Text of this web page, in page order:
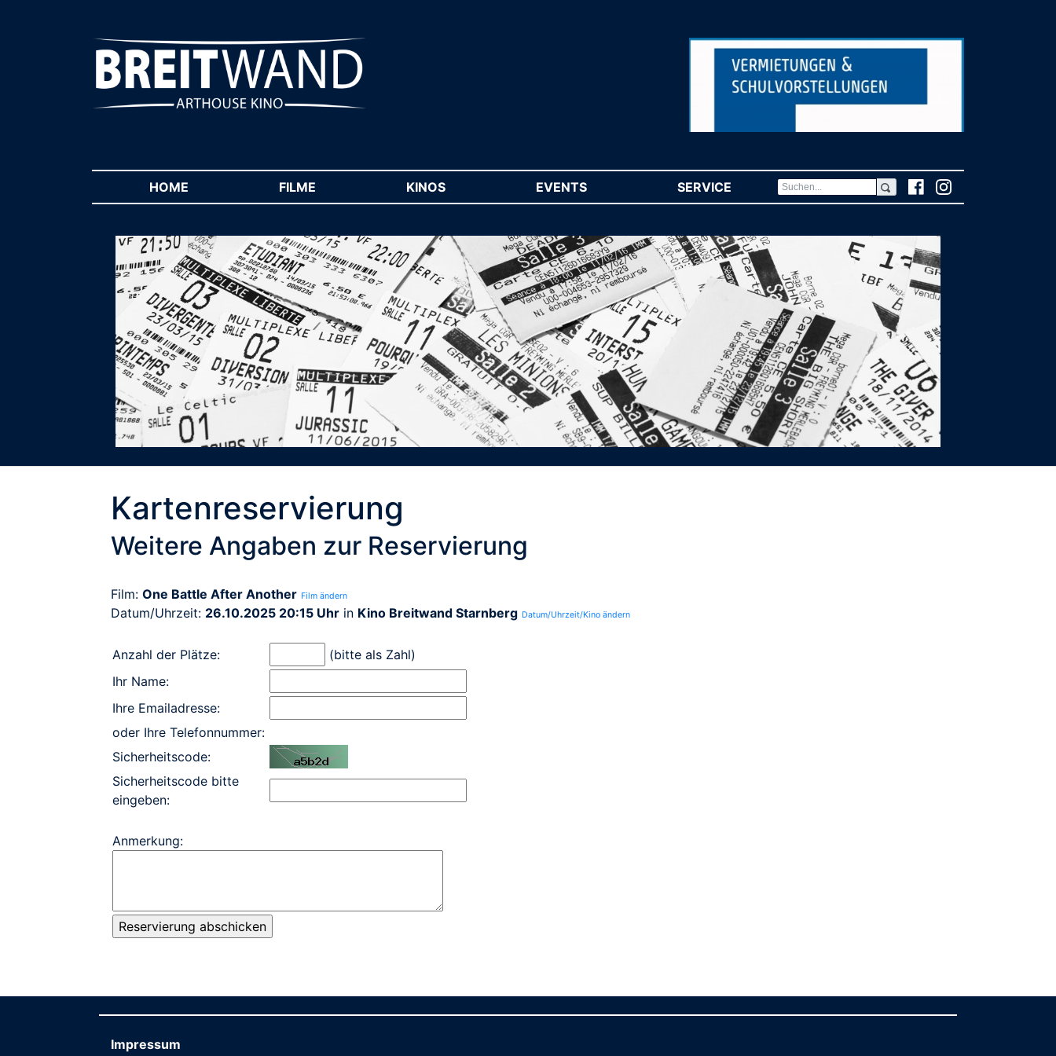
HOME FILME KINOS EVENTS SERVICE (CURRENT)
Kartenreservierung
Weitere Angaben zur Reservierung
Film: One Battle After Another Film ändern
Datum/Uhrzeit: 26.10.2025 20:15 Uhr in Kino Breitwand Starnberg Datum/Uhrzeit/Kino ändern
Anzahl der Plätze:
(bitte als Zahl)
Ihr Name:
Ihre Emailadresse:
oder Ihre Telefonnummer:
Sicherheitscode:
Sicherheitscode bitte
eingeben:
Anmerkung:
Impressum